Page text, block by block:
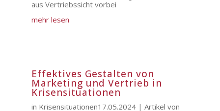
aus Vertriebssicht vorbei
mehr lesen
Effektives Gestalten von
Marketing und Vertrieb in
Krisensituationen
in Krisensituationen17.05.2024 | Artikel von